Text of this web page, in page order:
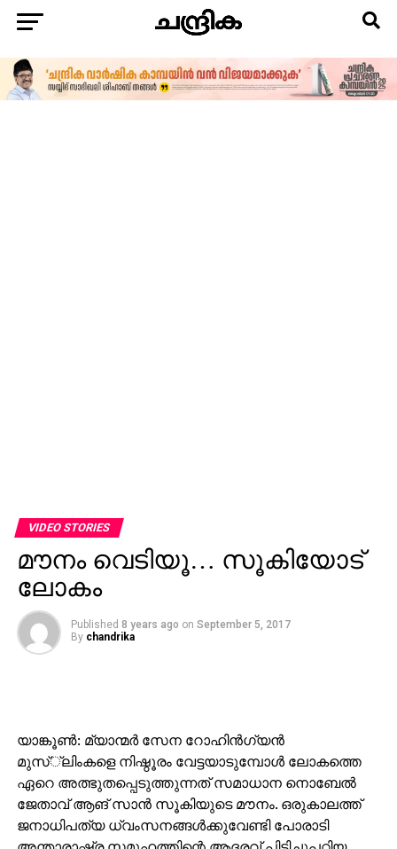
VIDEO STORIES
മൗനം വെടിയൂ… സൂകിയോട്
ലോകം
Published 8 years ago on September 5, 2017
By chandrika
യാങ്കൂണ്‍: മ്യാന്മര്‍ സേന റോഹിന്‍ഗ്യന്‍
മുസ്്‌ലിംകളെ നിഷ്ഠൂരം വേട്ടയാടുമ്പോള്‍ ലോകത്തെ
ഏറെ അത്ഭുതപ്പെടുത്തുന്നത് സമാധാന നൊബേല്‍
ജേതാവ് ആങ് സാന്‍ സൂകിയുടെ മൗനം. ഒരുകാലത്ത്
ജനാധിപത്യ ധ്വംസനങ്ങള്‍ക്കുവേണ്ടി പോരാടി